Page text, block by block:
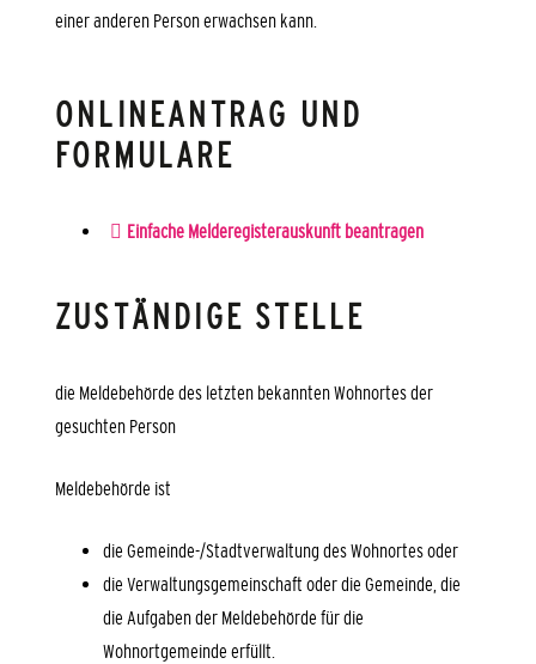
einer anderen Person erwachsen kann.
ONLINEANTRAG UND
FORMULARE
Einfache Melderegisterauskunft beantragen
ZUSTÄNDIGE STELLE
die Meldebehörde des letzten bekannten Wohnortes der
gesuchten Person
Meldebehörde ist
die Gemeinde-/Stadtverwaltung des Wohnortes oder
die Verwaltungsgemeinschaft oder die Gemeinde, die
die Aufgaben der Meldebehörde für die
Wohnortgemeinde erfüllt.